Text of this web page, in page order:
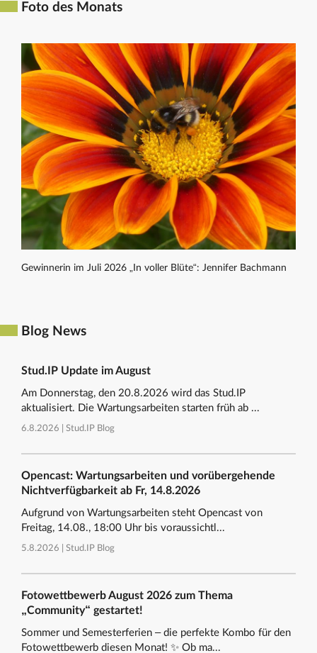
Foto des Monats
Gewinnerin im Juli 2026 „In voller Blüte“: Jennifer Bachmann
Blog News
Stud.IP Update im August
Am Donnerstag, den 20.8.2026 wird das Stud.IP
aktualisiert. Die Wartungsarbeiten starten früh ab ...
6.8.2026 | Stud.IP Blog
Opencast: Wartungsarbeiten und vorübergehende
Nichtverfügbarkeit ab Fr, 14.8.2026
Aufgrund von Wartungsarbeiten steht Opencast von
Freitag, 14.08., 18:00 Uhr bis voraussichtl...
5.8.2026 | Stud.IP Blog
Fotowettbewerb August 2026 zum Thema
„Community“ gestartet!
Sommer und Semesterferien – die perfekte Kombo für den
Fotowettbewerb diesen Monat! ✨ Ob ma...